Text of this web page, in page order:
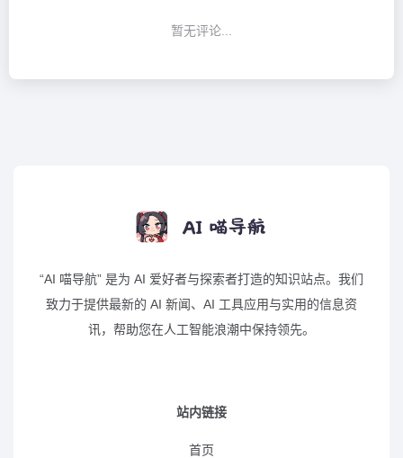
暂无评论...
“AI 喵导航” 是为 AI 爱好者与探索者打造的知识站点。我们
致力于提供最新的 AI 新闻、AI 工具应用与实用的信息资
讯，帮助您在人工智能浪潮中保持领先。
站内链接
首页